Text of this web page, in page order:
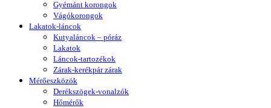
Gyémánt korongok
Vágókorongok
Lakatok-láncok
Kutyaláncok – póráz
Lakatok
Láncok-tartozékok
Zárak-kerékpár zárak
Mérőeszközök
Derékszögek-vonalzók
Hőmérők